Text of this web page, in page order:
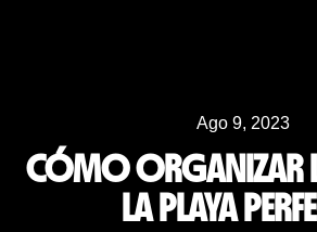
CÓMO ORGANIZAR
LA PLAYA
Ago 9, 2023